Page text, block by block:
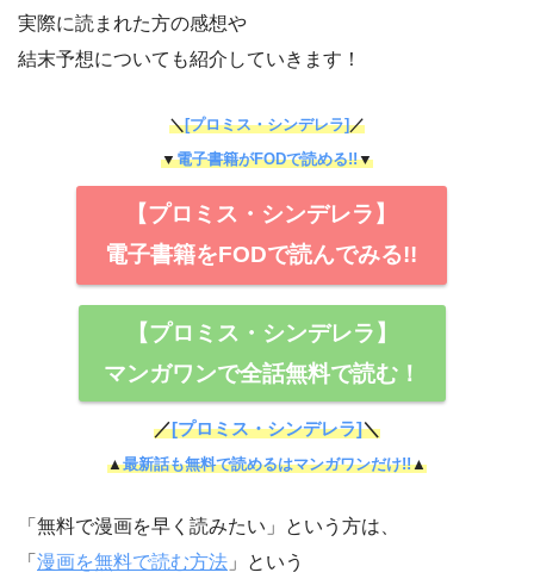
実際に読まれた方の感想や
結末予想についても紹介していきます！
＼[プロミス・シンデレラ]／
▼電子書籍がFODで読める!!▼
【プロミス・シンデレラ】
電子書籍をFODで読んでみる!!
【プロミス・シンデレラ】
マンガワンで全話無料で読む！
／[プロミス・シンデレラ]＼
▲最新話も無料で読めるはマンガワンだけ!!▲
「無料で漫画を早く読みたい」という方は、
「 漫画を無料で読む方法 」という